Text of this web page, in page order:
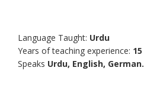
Language Taught: Urdu
Years of teaching experience: 15
Speaks Urdu, English, German.